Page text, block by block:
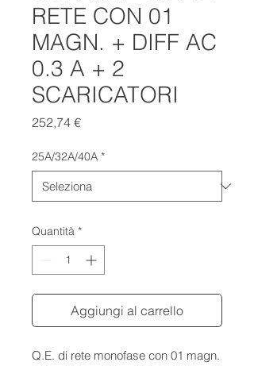
RETE CON 01
MAGN. + DIFF AC
0.3 A + 2
SCARICATORI
252,74 €Prezzo
25A/32A/40A *
Quantità *
Aggiungi al carrello
Q.E. di rete monofase con 01 magn.